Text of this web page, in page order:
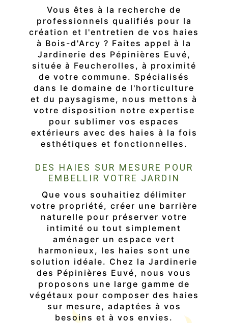
Vous êtes à la recherche de
professionnels qualifiés pour la
création et l'entretien de vos haies
à Bois-d'Arcy ? Faites appel à la
Jardinerie des Pépinières Euvé,
située à Feucherolles, à proximité
de votre commune. Spécialisés
dans le domaine de l'horticulture
et du paysagisme, nous mettons à
votre disposition notre expertise
pour sublimer vos espaces
extérieurs avec des haies à la fois
esthétiques et fonctionnelles.
DES HAIES SUR MESURE POUR
EMBELLIR VOTRE JARDIN
Que vous souhaitiez délimiter
votre propriété, créer une barrière
naturelle pour préserver votre
intimité ou tout simplement
aménager un espace vert
harmonieux, les haies sont une
solution idéale. Chez la Jardinerie
des Pépinières Euvé, nous vous
proposons une large gamme de
végétaux pour composer des haies
sur mesure, adaptées à vos
besoins et à vos envies.